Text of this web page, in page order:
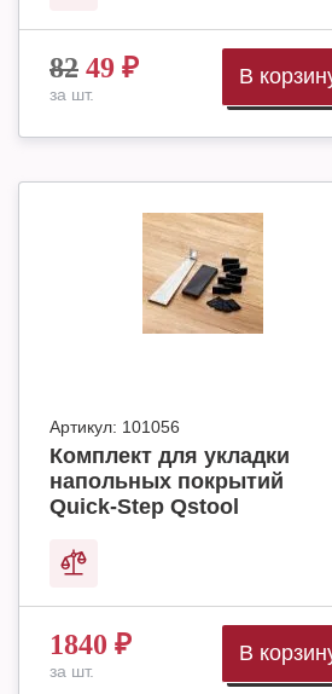
82 49 ₽
за шт.
В
Артикул: 101056
Комплект для укладки
напольных покрытий
Quick-Step Qstool
1840 ₽
за шт.
В